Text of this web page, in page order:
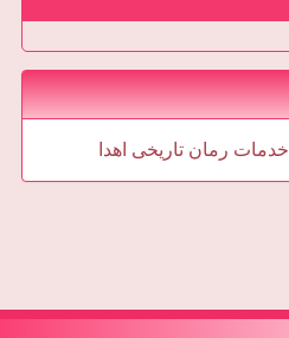
خدمات رمان تاریخی اهدا